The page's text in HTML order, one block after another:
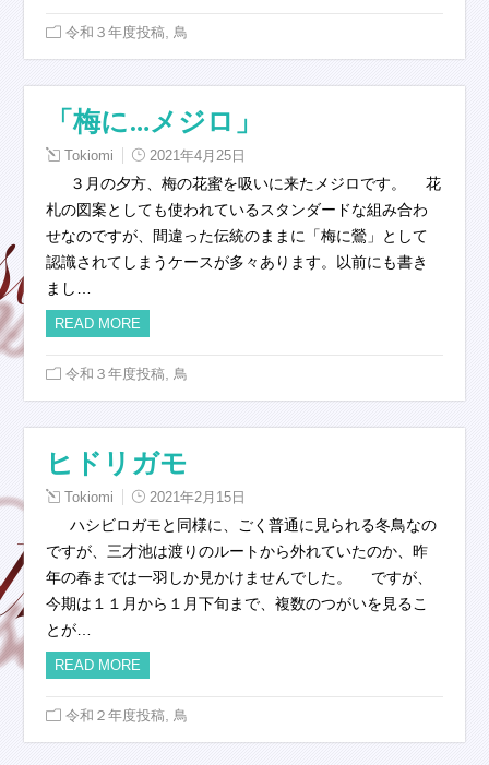
令和３年度投稿 鳥
「梅に…メジロ」
Tokiomi 2021年4月25日
３月の夕方、梅の花蜜を吸いに来たメジロです。 花
札の図案としても使われているスタンダードな組み合わ
せなのですが、間違った伝統のままに「梅に鶯」として
認識されてしまうケースが多々あります。以前にも書き
まし…
READ MORE
令和３年度投稿 鳥
ヒドリガモ
Tokiomi 2021年2月15日
ハシビロガモと同様に、ごく普通に見られる冬鳥なの
ですが、三才池は渡りのルートから外れていたのか、昨
年の春までは一羽しか見かけませんでした。 ですが、
今期は１１月から１月下旬まで、複数のつがいを見るこ
とが…
READ MORE
令和２年度投稿 鳥